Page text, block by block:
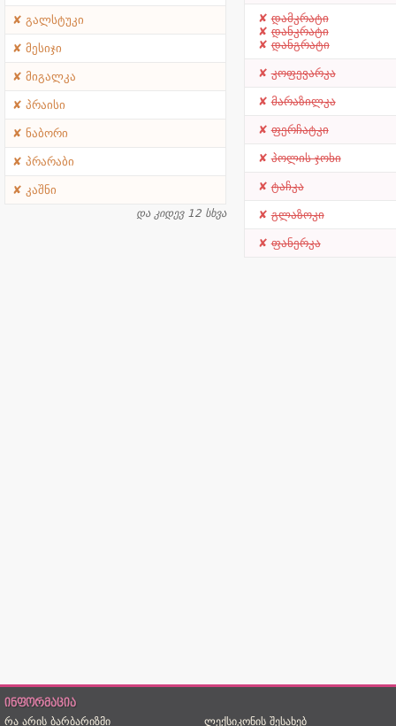
გალსტუკი
მესიჯი
მიგალკა
პრაისი
ნაბორი
პრარაბი
კაშნი
და კიდევ 12 სხვა
დამკრატი
დანკრატი
დანგრატი
კოფევარკა
მარაზილკა
ფერჩატკი
პოლის ჯოხი
ტაჩკა
გლაზოკი
ფანერკა
ინფორმაცია
რა არის ბარბარიზმი
ლექსიკონის შესახებ